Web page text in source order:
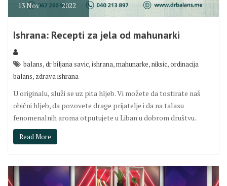
13Nov 2022
Ishrana: Recepti za jela od mahunarki
balans,dr biljana savic,ishrana,mahunarke,niksic,ordinacija
balans, zdrava ishrana
U originalu, služi se uz pita hljeb. Vi možete da tostirate naš
obični hljeb, da pozovete drage prijatelje i da na talasu
fenomenalnih aroma otputujete u Liban u dobrom društvu.
Read More